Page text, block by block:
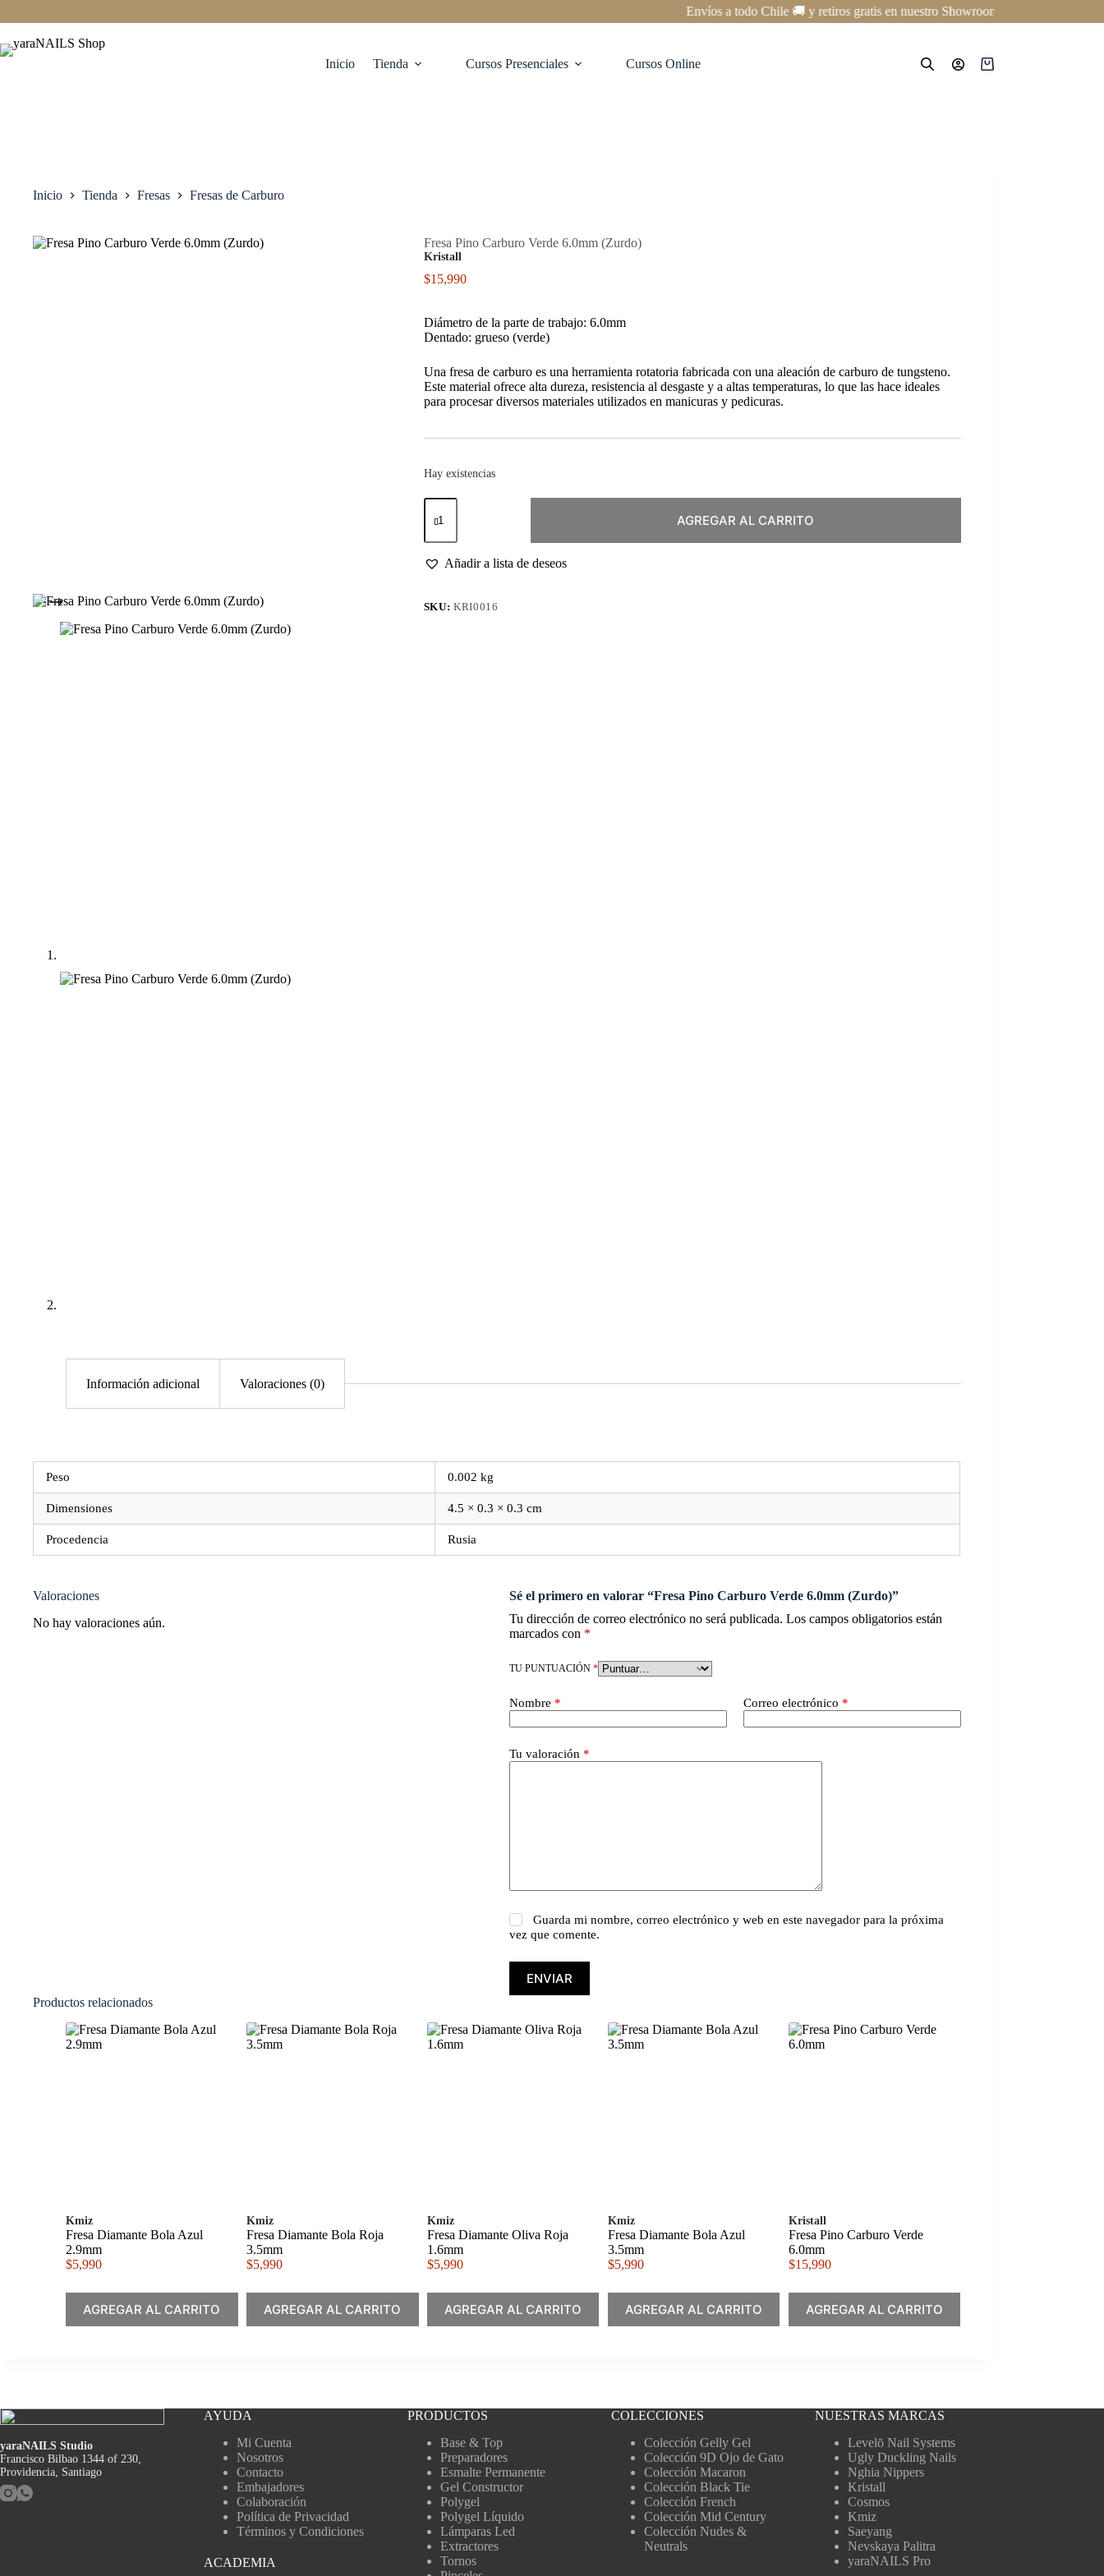
al
contenido
Envíos a todo Chile 🚚 y retiros gratis en nuestro Showroom en Providencia ✨ |
Inicio Tienda Cursos Presenciales Cursos Online
Carro
Inicio Tienda Fresas Fresas de Carburo
Fresa Pino Carburo Verde 6.0mm (Zurdo)
Kristall
$15,990
Diámetro de la parte de trabajo: 6.0mm
Dentado: grueso (verde)
Una fresa de carburo es una herramienta rotatoria fabricada con una aleación de carburo de tungsteno.
Este material ofrece alta dureza, resistencia al desgaste y a altas temperaturas, lo que las hace ideales
para procesar diversos materiales utilizados en manicuras y pedicuras.
Hay existencias
Fresa
Pino
Verde
6.0mm
(Zurdo)
AGREGAR AL CARRITO
Añadir a lista de deseos
SKU:KRI0016
Información adicional Valoraciones (0)
Peso 0.002 kg
Dimensiones 4.5 × 0.3 × 0.3 cm
Procedencia Rusia
Valoraciones
No hay valoraciones aún.
Sé el primero en valorar “Fresa Pino Carburo Verde 6.0mm (Zurdo)”
Tu dirección de correo electrónico no será publicada. Los campos obligatorios están
marcados con *
TU PUNTUACIÓN *
Nombre * Correo electrónico *
Tu valoración *
Guarda mi nombre, correo electrónico y web en este navegador para la próxima
vez que comente.
ENVIAR
Productos relacionados
Kmiz
Fresa Diamante Bola Azul
2.9mm
$5,990
AGREGAR AL CARRITO
Kmiz
Fresa Diamante Bola Roja
3.5mm
$5,990
AGREGAR AL CARRITO
Kmiz
Fresa Diamante Oliva Roja
1.6mm
$5,990
AGREGAR AL CARRITO
Kmiz
Fresa Diamante Bola Azul
3.5mm
$5,990
AGREGAR AL CARRITO
Kristall
Fresa Pino Carburo Verde
6.0mm
$15,990
AGREGAR AL CARRITO
yaraNAILS Studio
Francisco Bilbao 1344 of 230,
Providencia, Santiago
AYUDA
Mi Cuenta
Nosotros
Contacto
Embajadores
Colaboración
Política de Privacidad
Términos y Condiciones
ACADEMIA
PRODUCTOS
Base & Top
Preparadores
Esmalte Permanente
Gel Constructor
Polygel
Polygel Líquido
Lámparas Led
Extractores
Tornos
COLECCIONES
Colección Gelly Gel
Colección 9D Ojo de Gato
Colección Macaron
Colección Black Tie
Colección French
Colección Mid Century
Colección Nudes &
Neutrals
NUESTRAS MARCAS
Levelō Nail Systems
Ugly Duckling Nails
Nghia Nippers
Kristall
Cosmos
Kmiz
Saeyang
Nevskaya Palitra
yaraNAILS Pro